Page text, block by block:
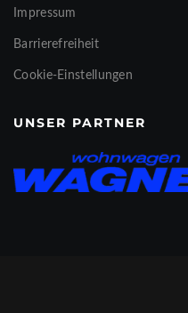
Impressum
Barrierefreiheit
Cookie-Einstellungen
UNSER PARTNER